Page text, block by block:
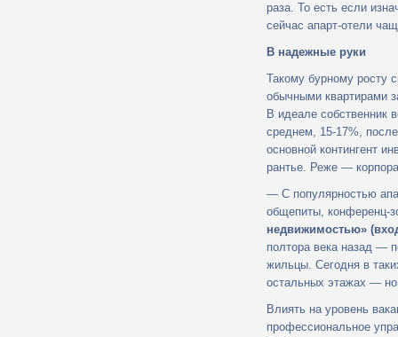
раза. То есть если
сейчас апарт-отели
В надежные руки
Такому бурному росту
обычными квартирами
В идеале собственник
среднем, 15-17%,
основной контингент
рантье. Реже —
— С популярностью
общепиты, конференц-
недвижимостью»
полтора века назад —
жильцы. Сегодня в
остальных этажах —
Влиять на уровень
профессиональное